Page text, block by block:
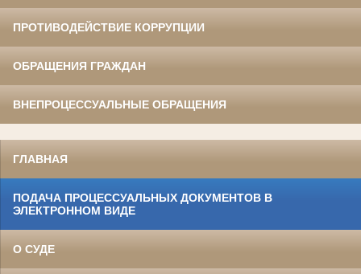
ПРОТИВОДЕЙСТВИЕ КОРРУПЦИИ
ОБРАЩЕНИЯ ГРАЖДАН
ВНЕПРОЦЕССУАЛЬНЫЕ ОБРАЩЕНИЯ
ГЛАВНАЯ
ПОДАЧА ПРОЦЕССУАЛЬНЫХ ДОКУМЕНТОВ В
ЭЛЕКТРОННОМ ВИДЕ
О СУДЕ